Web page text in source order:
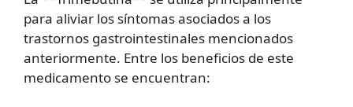
para aliviar los síntomas asociados a los
trastornos gastrointestinales mencionados
anteriormente. Entre los beneficios de este
medicamento se encuentran: